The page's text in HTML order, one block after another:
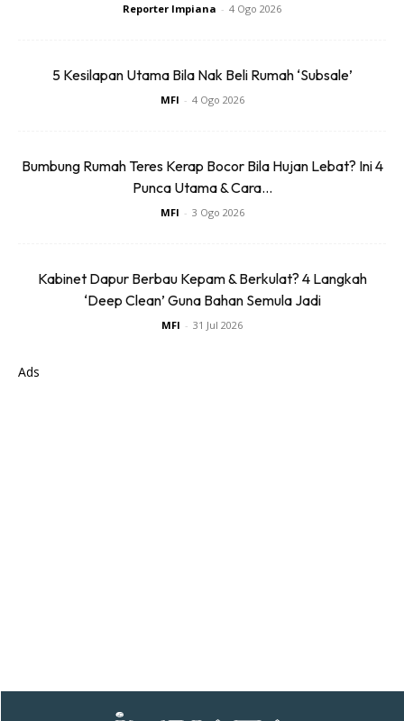
Reporter Impiana - 4 Ogo 2026
5 Kesilapan Utama Bila Nak Beli Rumah ‘Subsale’
MFI - 4 Ogo 2026
Bumbung Rumah Teres Kerap Bocor Bila Hujan Lebat? Ini 4
Punca Utama & Cara...
MFI - 3 Ogo 2026
Kabinet Dapur Berbau Kepam & Berkulat? 4 Langkah
‘Deep Clean’ Guna Bahan Semula Jadi
MFI - 31 Jul 2026
Ads